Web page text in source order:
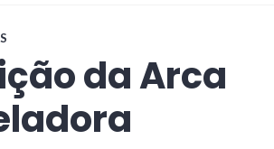
da Arca